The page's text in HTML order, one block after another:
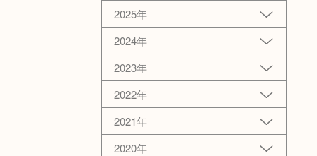
2025年
2024年
2023年
2022年
2021年
2020年